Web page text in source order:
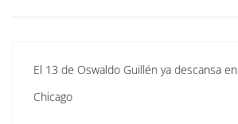
El 13 de Oswaldo Guillén ya descansa
Chicago